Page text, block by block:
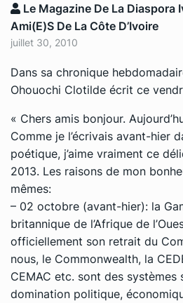
Le Magazine De La Diaspora
Ami(e)s De La Côte D’Ivoire
juillet 30, 2010
Dans sa chronique
Ohouochi Clotilde écrit ce
« Chers amis bonjour.
Comme je l’écrivais avant-hier
poétique, j’aime vraiment ce
2013. Les raisons de mon
mêmes:
– 02 octobre (avant-hier): la
britannique de l’Afrique de
officiellement son retrait du
nous, le Commonwealth, la
CEMAC etc. sont des systèmes
domination politique,